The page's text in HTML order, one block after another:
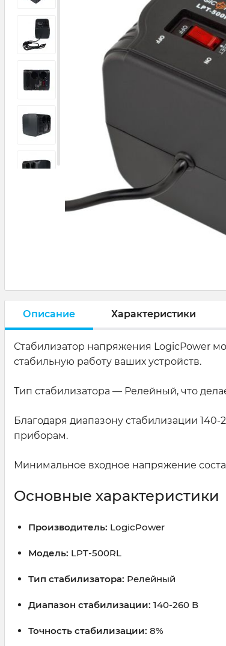
Описание Характеристики
Стабилизатор напряжения LogicPower
стабильную работу ваших устройств.
Тип стабилизатора — Релейный, что
Благодаря диапазону стабилизации
приборам.
Минимальное входное напряжение
Основные характеристики
Производитель: LogicPower
Модель: LPT-500RL
Тип стабилизатора: Релейный
Диапазон стабилизации: 140-260 В
Точность стабилизации: 8%